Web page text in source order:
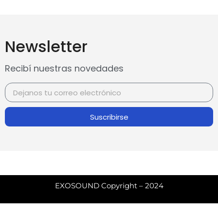
Newsletter
Recibí nuestras novedades
Suscribirse
EXOSOUND Copyright – 2024